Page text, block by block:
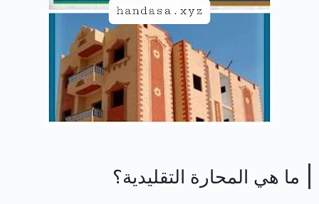
ما هي المحارة التقليدية؟